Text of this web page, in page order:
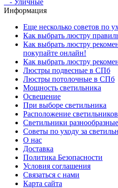
- Уличные
Информация
Еще несколько советов по
Как выбрать люстру
Как выбрать люстру
покупайте онлайн!
Как выбрать люстру
Люстры подвесные в СПб
Люстры потолочные в СПб
Мощность светильника
Освещение
При выборе светильника
Расположение светильников
Светильники разнообразные
Советы по уходу за
О нас
Доставка
Политика Безопасности
Условия соглашения
Связаться с нами
Карта сайта